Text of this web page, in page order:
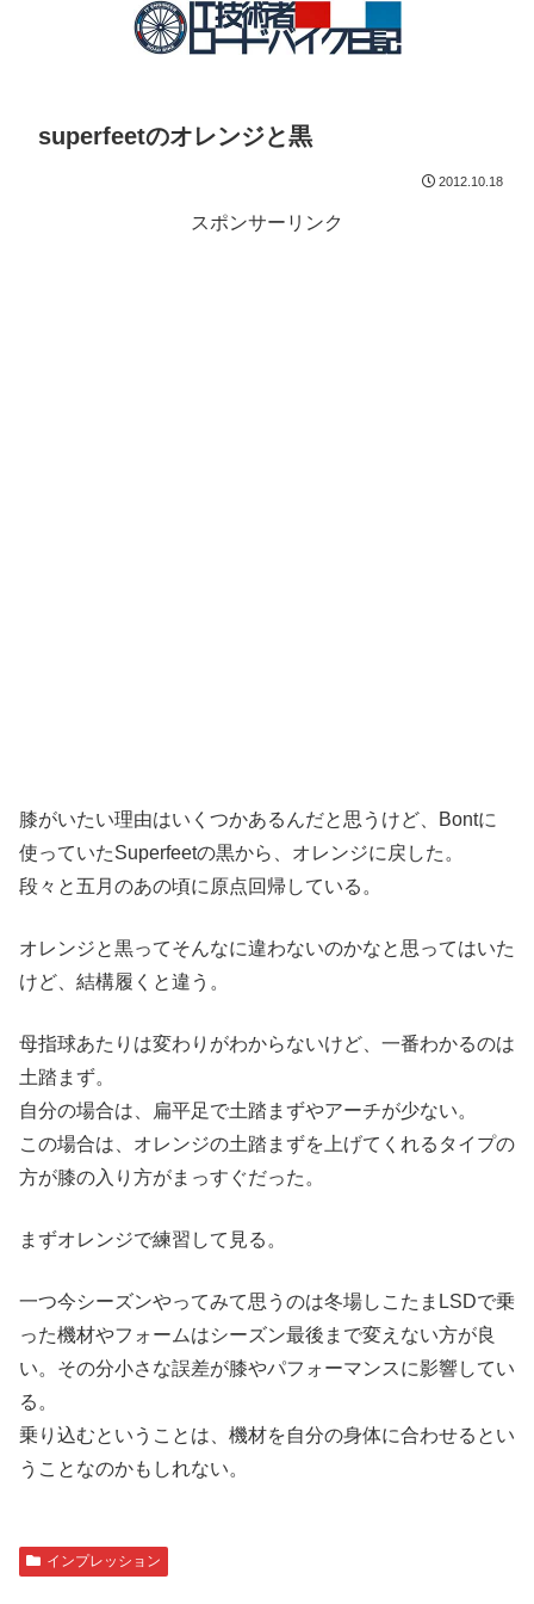
superfeetのオレンジと黒
2012.10.18
スポンサーリンク
膝がいたい理由はいくつかあるんだと思うけど、Bontに
使っていたSuperfeetの黒から、オレンジに戻した。
段々と五月のあの頃に原点回帰している。
オレンジと黒ってそんなに違わないのかなと思ってはいた
けど、結構履くと違う。
母指球あたりは変わりがわからないけど、一番わかるのは
土踏まず。
自分の場合は、扁平足で土踏まずやアーチが少ない。
この場合は、オレンジの土踏まずを上げてくれるタイプの
方が膝の入り方がまっすぐだった。
まずオレンジで練習して見る。
一つ今シーズンやってみて思うのは冬場しこたまLSDで乗
った機材やフォームはシーズン最後まで変えない方が良
い。その分小さな誤差が膝やパフォーマンスに影響してい
る。
乗り込むということは、機材を自分の身体に合わせるとい
うことなのかもしれない。
インプレッション